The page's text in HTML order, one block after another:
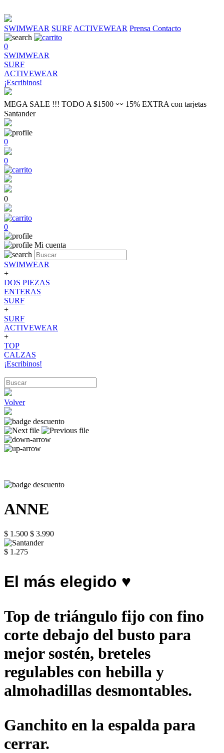
SWIMWEAR SURF ACTIVEWEAR Prensa Contacto
0
SWIMWEAR
SURF
ACTIVEWEAR
¡Escribinos!
MEGA SALE !!! TODO A $1500 〰 15% EXTRA con tarjetas
Santander
0
0
0
0
Mi cuenta
SWIMWEAR
+
DOS PIEZAS
ENTERAS
SURF
+
SURF
ACTIVEWEAR
+
TOP
CALZAS
¡Escribinos!
Volver
ANNE
$ 1.500 $ 3.990
$ 1.275
El más elegido ♥
Top de triángulo fijo con fino
corte debajo del busto para
mejor sostén, breteles
regulables con hebilla y
almohadillas desmontables.
Ganchito en la espalda para
cerrar.